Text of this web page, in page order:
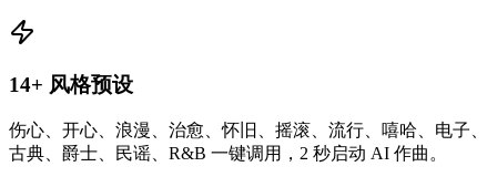
14+ 风格预设
伤心、开心、浪漫、治愈、怀旧、摇滚、流行、嘻哈、电子、
古典、爵士、民谣、R&B 一键调用，2 秒启动 AI 作曲。